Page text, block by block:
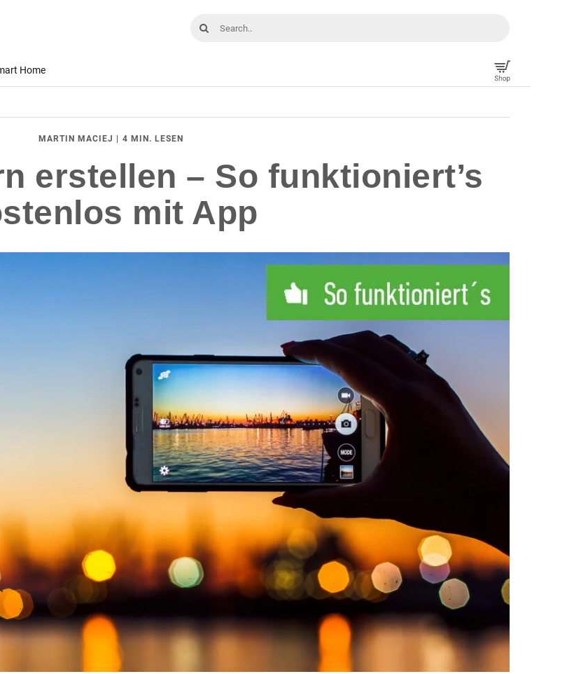
Home
MARTIN MACIEJ 4 MIN. LESEN
erstellen – So funktioniert’s
mit App